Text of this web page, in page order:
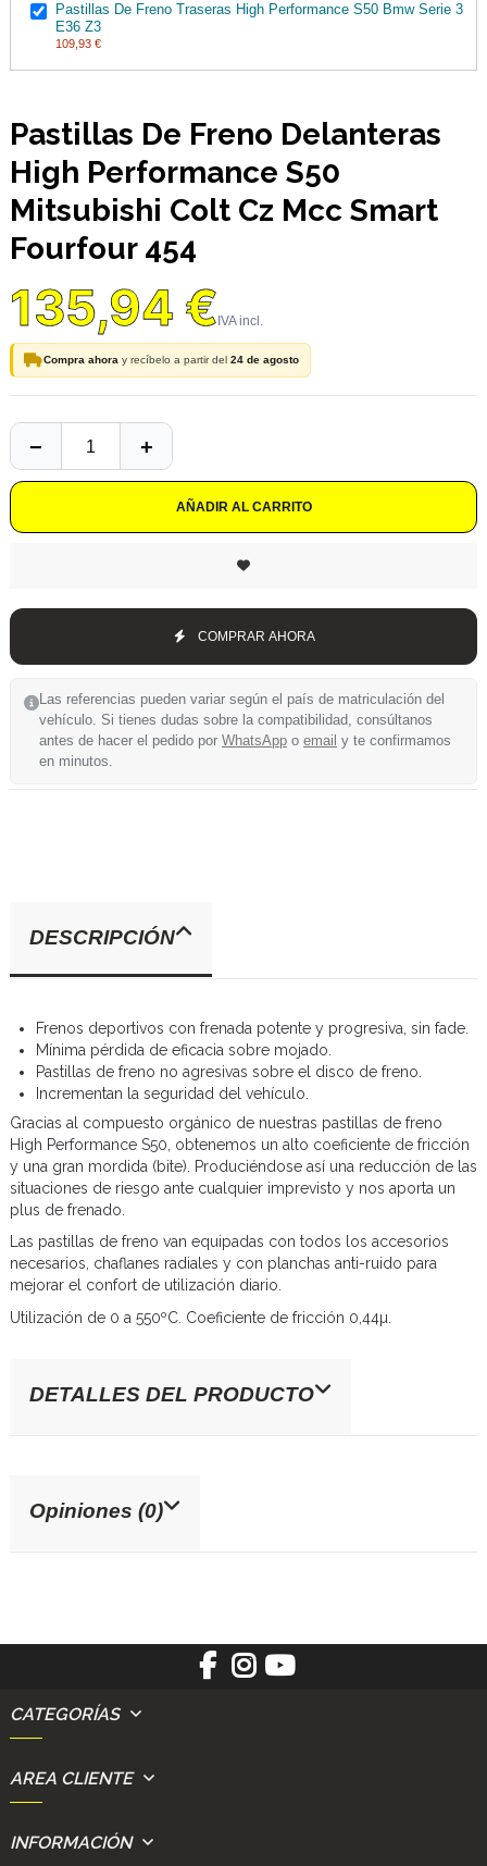
Pastillas De Freno Traseras High Performance S50 Bmw Serie 3
E36 Z3
109,93 €
Pastillas De Freno Delanteras
High Performance S50
Mitsubishi Colt Cz Mcc Smart
Fourfour 454
135,94 €
Compra ahora y recíbelo a partir del 24 de agosto
AÑADIR AL CARRITO
COMPRAR AHORA
Las referencias pueden variar según el país de matriculación del
vehículo. Si tienes dudas sobre la compatibilidad, consúltanos
antes de hacer el pedido por WhatsApp o email y te confirmamos
en minutos.
DESCRIPCIÓN
Frenos deportivos con frenada potente y progresiva, sin fade.
Mínima pérdida de eficacia sobre mojado.
Pastillas de freno no agresivas sobre el disco de freno.
Incrementan la seguridad del vehículo.
Gracias al compuesto orgánico de nuestras pastillas de freno
High Performance S50, obtenemos un alto coeficiente de fricción
y una gran mordida (bite). Produciéndose así una reducción de las
situaciones de riesgo ante cualquier imprevisto y nos aporta un
plus de frenado.
Las pastillas de freno van equipadas con todos los accesorios
necesarios, chaflanes radiales y con planchas anti-ruido para
mejorar el confort de utilización diario.
Utilización de 0 a 550ºC. Coeficiente de fricción 0,44µ.
DETALLES DEL PRODUCTO
Opiniones (0)
CATEGORÍAS
AREA CLIENTE
INFORMACIÓN